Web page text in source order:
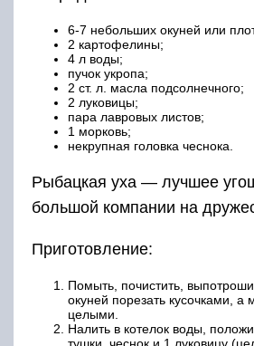
6-7 небольших окуней или
2 картофелины;
4 л воды;
пучок укропа;
2 ст. л. масла подсолнечного;
2 луковицы;
пара лавровых листов;
1 морковь;
некрупная головка чеснока.
Рыбацкая уха — лучшее
большой компании на
Приготовление:
Помыть, почистить,
окуней порезать кусочками, а
целыми.
Налить в котелок воды,